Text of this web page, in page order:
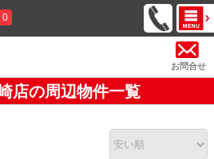
0
お問合せ
店の周辺物件一覧